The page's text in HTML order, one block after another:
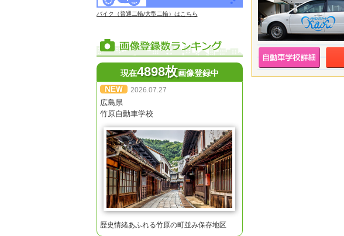
バイク（普通二輪/大型二輪）はこちら
現在4898枚画像登録中
2026.07.27
広島県
竹原自動車学校
歴史情緒あふれる竹原の町並み保存地区